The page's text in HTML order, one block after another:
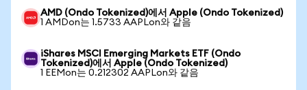
AMD (Ondo Tokenized)에서 Apple (Ondo Tokenized)
1 AMDon는 1.5733 AAPLon와 같음
iShares MSCI Emerging Markets ETF (Ondo
Tokenized)에서 Apple (Ondo Tokenized)
1 EEMon는 0.212302 AAPLon와 같음